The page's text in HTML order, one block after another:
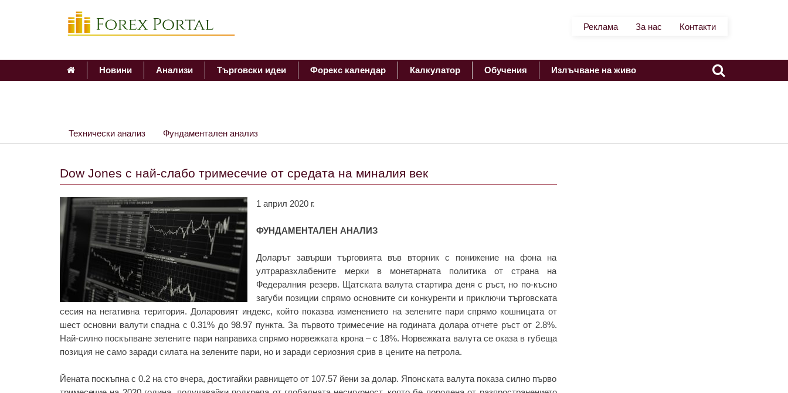
Реклама За нас Контакти
Новини Анализи Търговски идеи Форекс календар Калкулатор Обучения Излъчване на живо
Технически анализ Фундаментален анализ
Dow Jones с най-слабо тримесечие от средата на миналия век
1 април 2020 г.
ФУНДАМЕНТАЛЕН АНАЛИЗ
Доларът завърши търговията във вторник с понижение на фона на
ултраразхлабените мерки в монетарната политика от страна на
Федералния резерв. Щатската валута стартира деня с ръст, но по-късно
загуби позиции спрямо основните си конкуренти и приключи търговската
сесия на негативна територия. Доларовият индекс, който показва изменението на зелените пари спрямо кошницата от
шест основни валути спадна с 0.31% до 98.97 пункта. За първото тримесечие на годината долара отчете ръст от 2.8%.
Най-силно поскъпване зелените пари направиха спрямо норвежката крона – с 18%. Норвежката валута се оказа в губеща
позиция не само заради силата на зелените пари, но и заради сериозния срив в цените на петрола.
Йената поскъпна с 0.2 на сто вчера, достигайки равнището от 107.57 йени за долар. Японската валута показа силно първо